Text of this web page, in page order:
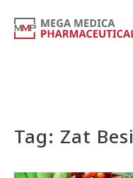
Tag: Zat Besi